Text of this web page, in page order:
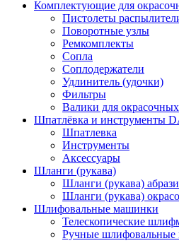
Комплектующие для
Пистолеты
Поворотные узлы
Ремкомплекты
Сопла
Соплодержатели
Удлинитель (удочки)
Фильтры
Валики для
Шпатлёвка и инструменты
Шпатлевка
Инструменты
Аксессуары
Шланги (рукава)
Шланги (рукава)
Шланги (рукава)
Шлифовальные машинки
Телескопические
Ручные